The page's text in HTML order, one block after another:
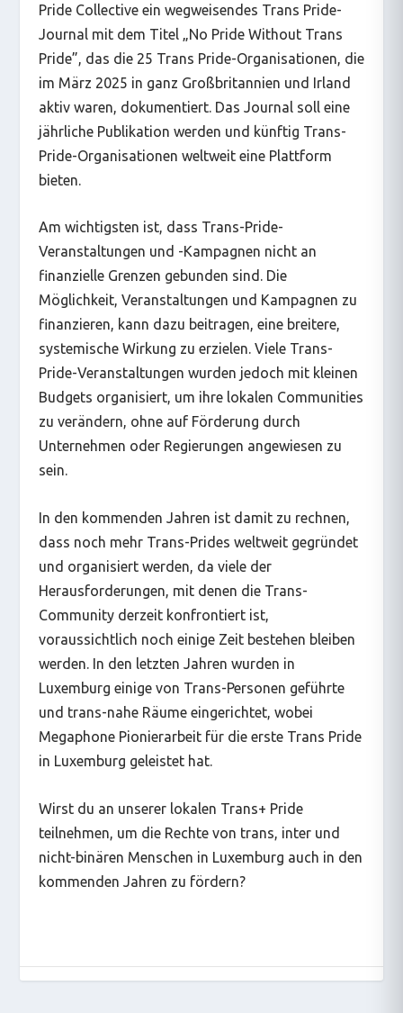
Pride Collective ein wegweisendes Trans Pride-
Journal mit dem Titel „No Pride Without Trans
Pride”, das die 25 Trans Pride-Organisationen, die
im März 2025 in ganz Großbritannien und Irland
aktiv waren, dokumentiert. Das Journal soll eine
jährliche Publikation werden und künftig Trans-
Pride-Organisationen weltweit eine Plattform
bieten.
Am wichtigsten ist, dass Trans-Pride-
Veranstaltungen und -Kampagnen nicht an
finanzielle Grenzen gebunden sind. Die
Möglichkeit, Veranstaltungen und Kampagnen zu
finanzieren, kann dazu beitragen, eine breitere,
systemische Wirkung zu erzielen. Viele Trans-
Pride-Veranstaltungen wurden jedoch mit kleinen
Budgets organisiert, um ihre lokalen Communities
zu verändern, ohne auf Förderung durch
Unternehmen oder Regierungen angewiesen zu
sein.
In den kommenden Jahren ist damit zu rechnen,
dass noch mehr Trans-Prides weltweit gegründet
und organisiert werden, da viele der
Herausforderungen, mit denen die Trans-
Community derzeit konfrontiert ist,
voraussichtlich noch einige Zeit bestehen bleiben
werden. In den letzten Jahren wurden in
Luxemburg einige von Trans-Personen geführte
und trans-nahe Räume eingerichtet, wobei
Megaphone Pionierarbeit für die erste Trans Pride
in Luxemburg geleistet hat.
Wirst du an unserer lokalen Trans+ Pride
teilnehmen, um die Rechte von trans, inter und
nicht-binären Menschen in Luxemburg auch in den
kommenden Jahren zu fördern?